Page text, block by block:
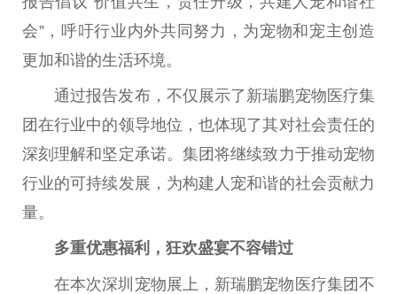
会”，呼吁行业内外共同努力，为宠物和宠主创造
更加和谐的生活环境。
通过报告发布，不仅展示了新瑞鹏宠物医疗集
团在行业中的领导地位，也体现了其对社会责任的
深刻理解和坚定承诺。集团将继续致力于推动宠物
行业的可持续发展，为构建人宠和谐的社会贡献力
量。
多重优惠福利，狂欢盛宴不容错过
在本次深圳宠物展上，新瑞鹏宠物医疗集团不